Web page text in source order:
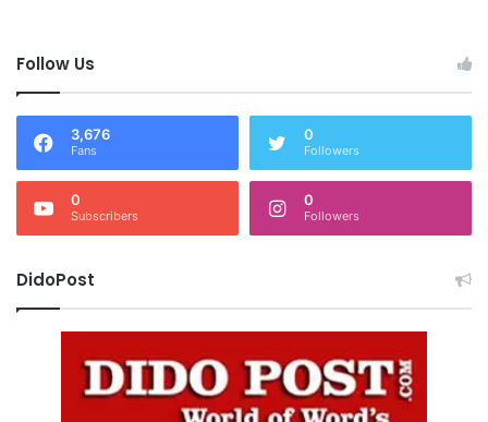
Follow Us
3,676
Fans
0
Followers
0
Subscribers
0
Followers
DidoPost